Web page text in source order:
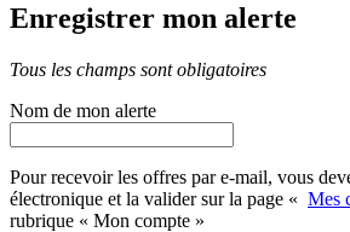
Enregistrer mon alerte
Tous les champs sont obligatoires
Nom de mon alerte
Pour recevoir les offres par e-mail, vous
électronique et la valider sur la page « Mes
rubrique « Mon compte »